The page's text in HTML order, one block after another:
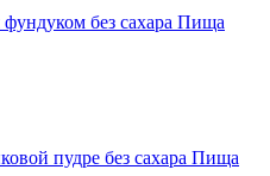
без сахара Пища